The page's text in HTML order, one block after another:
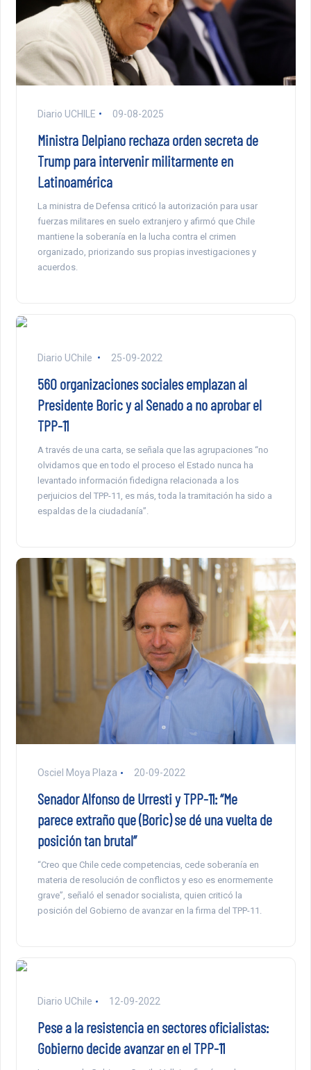
Diario UCHILE 09-08-2025
Ministra Delpiano rechaza orden secreta de
Trump para intervenir militarmente en
Latinoamérica
La ministra de Defensa criticó la autorización para usar
fuerzas militares en suelo extranjero y afirmó que Chile
mantiene la soberanía en la lucha contra el crimen
organizado, priorizando sus propias investigaciones y
acuerdos.
Diario UChile 25-09-2022
560 organizaciones sociales emplazan al
Presidente Boric y al Senado a no aprobar el
TPP-11
A través de una carta, se señala que las agrupaciones “no
olvidamos que en todo el proceso el Estado nunca ha
levantado información fidedigna relacionada a los
perjuicios del TPP-11, es más, toda la tramitación ha sido a
espaldas de la ciudadanía”.
Osciel Moya Plaza 20-09-2022
Senador Alfonso de Urresti y TPP-11: “Me
parece extraño que (Boric) se dé una vuelta de
posición tan brutal”
“Creo que Chile cede competencias, cede soberanía en
materia de resolución de conflictos y eso es enormemente
grave”, señaló el senador socialista, quien criticó la
posición del Gobierno de avanzar en la firma del TPP-11.
Diario UChile 12-09-2022
Pese a la resistencia en sectores oficialistas:
Gobierno decide avanzar en el TPP-11